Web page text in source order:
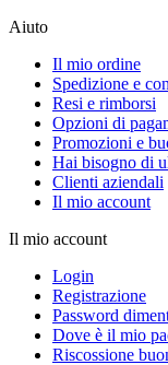
Aiuto
Il mio ordine
Spedizione e
Resi e rimborsi
Opzioni di
Promozioni e
Hai bisogno di
Clienti aziendali
Il mio account
Il mio account
Login
Registrazione
Password
Dove è il mio
Riscossione